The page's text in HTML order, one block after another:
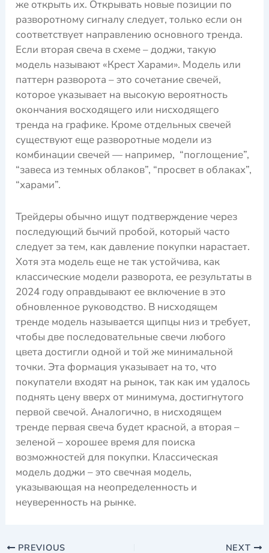
же открыть их. Открывать новые позиции по
разворотному сигналу следует, только если он
соответствует направлению основного тренда.
Если вторая свеча в схеме – доджи, такую
модель называют «Крест Харами». Модель или
паттерн разворота – это сочетание свечей,
которое указывает на высокую вероятность
окончания восходящего или нисходящего
тренда на графике. Кроме отдельных свечей
существуют еще разворотные модели из
комбинации свечей — например, “поглощение”,
“завеса из темных облаков”, “просвет в облаках”,
“харами”.
Трейдеры обычно ищут подтверждение через
последующий бычий пробой, который часто
следует за тем, как давление покупки нарастает.
Хотя эта модель еще не так устойчива, как
классические модели разворота, ее результаты в
2024 году оправдывают ее включение в это
обновленное руководство. В нисходящем
тренде модель называется щипцы низ и требует,
чтобы две последовательные свечи любого
цвета достигли одной и той же минимальной
точки. Эта формация указывает на то, что
покупатели входят на рынок, так как им удалось
поднять цену вверх от минимума, достигнутого
первой свечой. Аналогично, в нисходящем
тренде первая свеча будет красной, а вторая –
зеленой – хорошее время для поиска
возможностей для покупки. Классическая
модель доджи – это свечная модель,
указывающая на неопределенность и
неуверенность на рынке.
PREVIOUS NEXT